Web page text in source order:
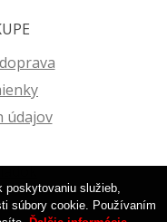
údajov
poskytovaniu služieb,
súbory cookie. Používaním